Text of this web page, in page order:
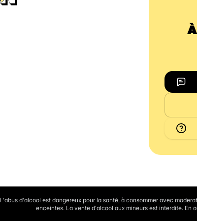
L'abus d'alcool est dangereux pour la santé, à consommer avec
enceintes. La vente d'alcool aux mineurs est interdite. En